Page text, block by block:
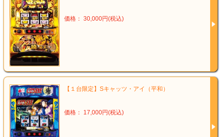
価格： 30,000円(税込)
【１台限定】Sキャッツ・アイ（平和）
価格： 17,000円(税込)